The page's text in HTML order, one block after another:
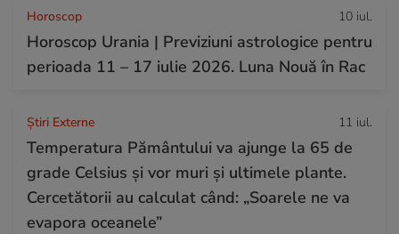
Horoscop 10 iul.
Horoscop Urania | Previziuni astrologice pentru
perioada 11 – 17 iulie 2026. Luna Nouă în Rac
Știri Externe 11 iul.
Temperatura Pământului va ajunge la 65 de
grade Celsius și vor muri și ultimele plante.
Cercetătorii au calculat când: „Soarele ne va
evapora oceanele”